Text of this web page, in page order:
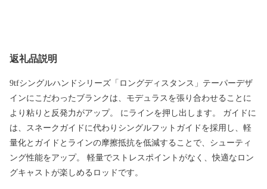
返礼品説明
9tfシングルハンドシリーズ「ロングディスタンス」テーパーデザ
インにこだわったブランクは、モデュラスを張り合わせることに
より粘りと反発力がアップ。 にラインを押し出します。 ガイドに
は、スネークガイドに代わりシングルフットガイドを採用し、軽
量化とガイドとラインの摩擦抵抗を低減することで、シューティ
ング性能をアップ。 軽量でストレスポイントがなく、快適なロン
グキャストが楽しめるロッドです。